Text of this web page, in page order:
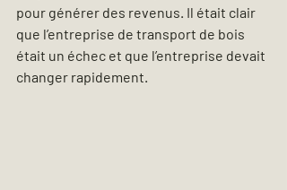
pour générer des revenus. Il était clair
que l’entreprise de transport de bois
était un échec et que l’entreprise devait
changer rapidement.